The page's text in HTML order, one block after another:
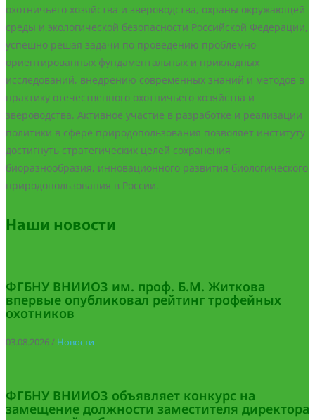
охотничьего хозяйства и звероводства, охраны окружающей
среды и экологической безопасности Российской Федерации,
успешно решая задачи по проведению проблемно-
ориентированных фундаментальных и прикладных
исследований, внедрению современных знаний и методов в
практику отечественного охотничьего хозяйства и
звероводства. Активное участие в разработке и реализации
политики в сфере природопользования позволяет институту
достигнуть стратегических целей сохранения
биоразнообразия, инновационного развития биологического
природопользования в России.
Наши новости
ФГБНУ ВНИИОЗ им. проф. Б.М. Житкова
впервые опубликовал рейтинг трофейных
охотников
03.08.2026/ Новости
ФГБНУ ВНИИОЗ объявляет конкурс на
замещение должности заместителя директора